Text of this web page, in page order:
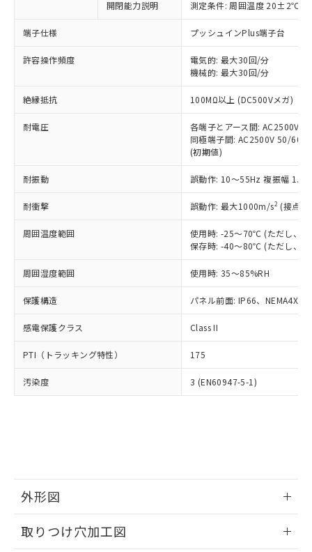
開閉能力説明 測定条件: 周囲温度 20±2℃、
端子仕様 プッシュインPlus端子台
許容操作頻度
電気的: 最大30回/分
機械的: 最大30回/分
絶縁抵抗 100MΩ以上 (DC500Vメガ)
耐電圧
各端子とアース間: AC2500V
同極端子間: AC2500V 50/
(初期値)
耐振動 誤動作: 10～55Hz 複振幅
耐衝撃 誤動作: 最大1000m/s2 (接点
周囲温度範囲
使用時: -25～70℃ (ただし、氷
保存時: -40～80℃ (ただし、氷
周囲湿度範囲 使用時: 35～85%RH
保護構造 パネル前面: IP66、NEMA4X,
感電保護クラス Class II
PTI（トラッキング特性） 175
汚染度 3 (EN60947-5-1)
外形図
取りつけ穴加工図
以下の条件をお読みいただき、同意のうえ
ご利用ください。
本サービスは、当社制御機器事業取扱
商品の当社在庫状況および標準価格
(税抜)を提供させていただくもので
当社制御機器事業取扱商品の中には、
本サービスの対象外となる商品もある
ことをご了承ください。
在庫状況および標準価格照会結果は、
記載している更新日時点での社内デー
タに基づき作成されるものであり、閲
覧された時点での実際の在庫および標
準価格とは異なる場合があることをご
正式な納期状況および標準価格はお客
様のお取引先、またはお客様担当のオ
ムロン制御機器販売店・当社販売員に
オムロン制御機器販売店や当社販売拠
点は「
販売ネットワーク
」をご確認
在庫状況および標準価格結果を当社の
事前の承諾なく第三者に漏洩または開
示しないようお願いします。
マイパーツ機能（部品リスト作成サー
および当社の共同利用者が、当社の製
引・商談に必要な範囲で利用すること
をご了承ください。
※当社の共同利用者とは、
対応予定なし：EU RoHS指令（10物質）の
非含有に非対応の商品で、対応品を出す予
定はありません。
非含有の対応状況を調査中または確認中の
非該当品：ライセンス料など無形物で、有
害物質有無と関係のない商品です。
仕入先様の事情により、非含有部品として
いたものが、含有品と判明した場合などや
むを得ず変更することがあります。
鉛(Pb) 1000ppm以下、 水銀(Hg) 1000ppm以下、 カド
(PBDE) 1000ppm以下、フタル酸ビス(2-エチルヘキシ
ル) (DEHP)(別名：DOP) 1000ppm以下、フタル酸ブチ
ルベンジル（BBP） 1000ppm以下、フタル酸ジブチル
（DBP） 1000ppm以下、フタル酸ジイソブチル
(DIBP) 1000ppm以下
但し、RoHS指令で産業用監視および制御機器に対する
適用除外項目は除く。
※2 対応予定月
部品在庫の切り替え状況などにより、予定
下記の非含有証明書をダウンロードするこ
とができます。
EU RoHS指令（10物質）の非含有証明書
※1 中国RoHS○×表
「○」：最大均質材料含有率が中国RoHSの
基準値以下であることを示します。
「×」：最大均質材料含有率が中国RoHSの
基準値を超えていることを示します。
「－」：未確認です。当社販売部門へお問
*中国RoHS10物質の基準値 (GB/T26572)：
Pb(鉛) :1000ppm、 Hg(水銀) : 1000ppm、 Cd(カドミウ
Cr(Ⅵ)(六価クロム) : 1000ppm、 PBBs(ポリ臭化ビフェ
ニル類) : 1000ppm、 PBDEs(ポリ臭化ジフェニルエーテ
DBP(フタル酸ジブチル) : 1000ppm、 DIBP(フタル酸ジ
イソブチル) : 1000ppm、 BBP(フタル酸ブチルベンジ
ル) : 1000ppm、
DEHP(フタル酸ビス(2-エチルヘキシル)) : 1000ppm
※2 環境保護使用期限
「ｅ」：有害物質（10物質）のすべてが基
「10」：通常の使用状況下において有害物
当社は、これら貴社製品のうち、外国
為替および外国貿易法に定める商品
（以下｢規制貨物等」という）を輸出
または国外への提供する場合は、日本
国政府の輸出許可(または役務取引許
当社は規制貨物を破棄する場合は、完
全に破砕するなど、違法に輸出されな
いよう必要な手段を講じます。
当社は貴社製品を、核兵器、ミサイ
ル、化学兵器、生物兵器またはその他
武器並びにこれらの製造装置等に一切
使用いたしません。
当社は、貴社製品を第三者に販売する
場合は、上記1、2および3の内容を当
該第三者に通知します。また当社は、
販売先および販売に係わる関係者が違
○ 一定数以上の在庫あり
△ 一定数には満たないが在庫あり
在庫なし(最新の在庫状況につ
たはお客様担当のオムロン制御
機器販売店・当社販売員にご確
空
受注生産機種、また在庫状況の